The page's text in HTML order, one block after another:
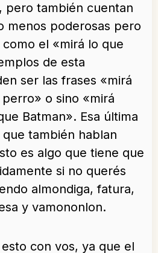
pero también cuentan
menos poderosas pero
el «mirá lo que
de esta
ser las frases «mirá
o sino «mirá
Batman». Esa última
también hablan
es algo que tiene que
si no querés
almondiga, fatura,
y vamononlon.
con vos, ya que el